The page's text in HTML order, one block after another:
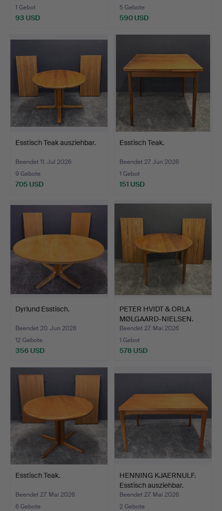
1 Gebot
93 USD
5 Gebote
590 USD
Esstisch Teak ausziehbar.
Beendet 11. Jul 2026
9 Gebote
705 USD
Esstisch Teak.
Beendet 27. Jun 2026
1 Gebot
151 USD
Dyrlund Esstisch.
Beendet 20. Jun 2026
12 Gebote
356 USD
PETER HVIDT & ORLA
MØLGAARD-NIELSEN.
Essti…
Beendet 27. Mai 2026
1 Gebot
578 USD
Esstisch Teak.
Beendet 27. Mai 2026
6 Gebote
HENNING KJAERNULF.
Esstisch ausziehbar.
Beendet 27. Mai 2026
2 Gebote